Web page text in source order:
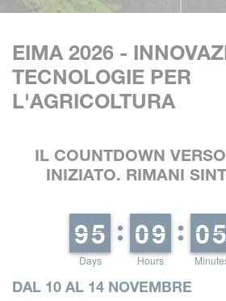
EIMA 2026 -
TECNOLOGIE PER
L'AGRICOLTURA
IL COUNTDOWN
INIZIATO. RIMANI
Days
8
8
9
94
4
5
5
Hours
9
9
0
08
8
9
9 9
9
0
04
4
5
5
DAL 10 AL 14 NOVEMBRE